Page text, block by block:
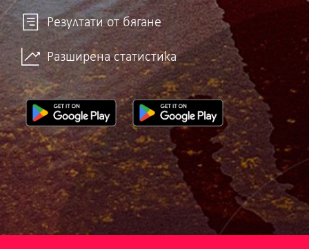
Резултати от бягане
Разширена статистика